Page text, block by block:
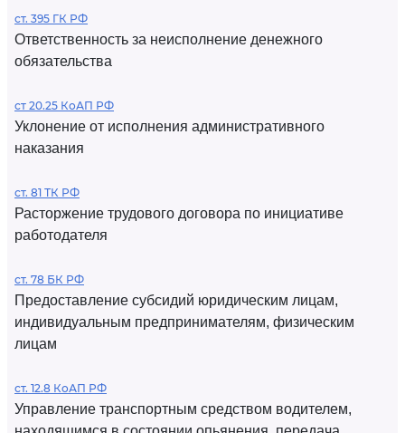
ст. 395 ГК РФ
Ответственность за неисполнение денежного
обязательства
ст 20.25 КоАП РФ
Уклонение от исполнения административного
наказания
ст. 81 ТК РФ
Расторжение трудового договора по инициативе
работодателя
ст. 78 БК РФ
Предоставление субсидий юридическим лицам,
индивидуальным предпринимателям, физическим
лицам
ст. 12.8 КоАП РФ
Управление транспортным средством водителем,